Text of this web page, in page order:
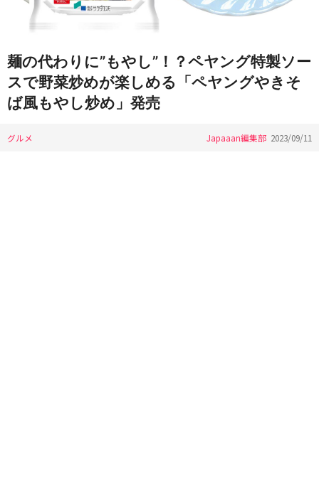
麺の代わりに”もやし”！？ペヤング特製ソー
スで野菜炒めが楽しめる「ペヤングやきそ
ば風もやし炒め」発売
グルメ Japaaan編集部 2023/09/11